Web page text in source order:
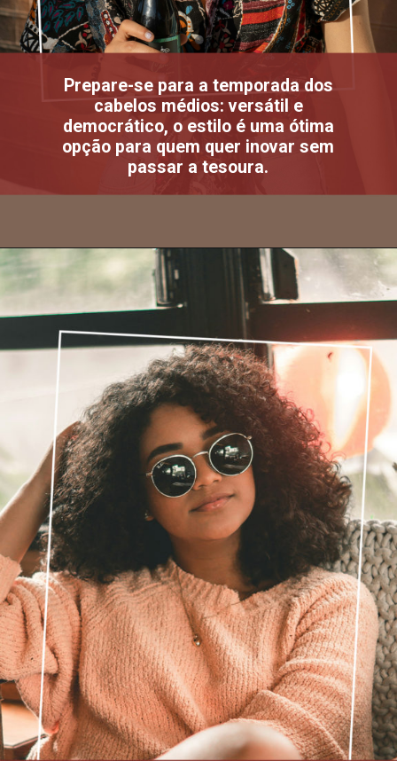
Prepare-se para a temporada dos
cabelos médios: versátil e
democrático, o estilo é uma ótima
opção para quem quer inovar sem
passar a tesoura.